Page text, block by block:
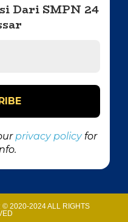
Dari SMPN 24
privacy policyfor
© 2020-2024 ALL RIGHTS